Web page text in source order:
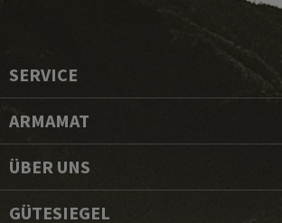
SERVICE
ARMAMAT
ÜBER UNS
GÜTESIEGEL